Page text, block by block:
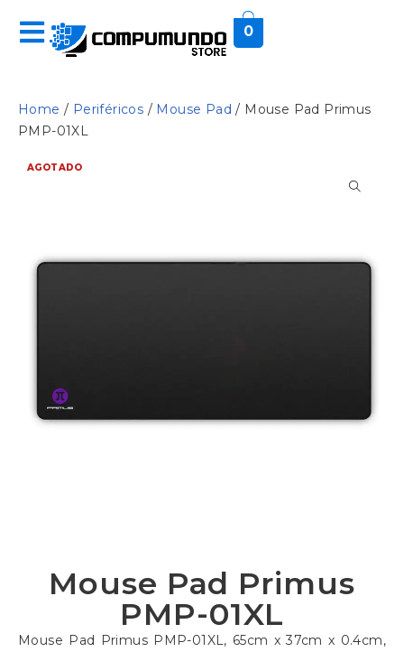
0
Home / Periféricos / Mouse Pad / Mouse Pad Primus
PMP-01XL
AGOTADO
Mouse Pad Primus
PMP-01XL
Mouse Pad Primus PMP-01XL, 65cm x 37cm x 0.4cm,